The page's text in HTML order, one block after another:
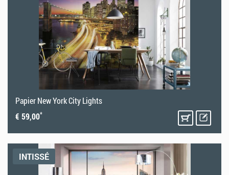
Papier New York City Lights
€ 59,00*
INTISSÉ